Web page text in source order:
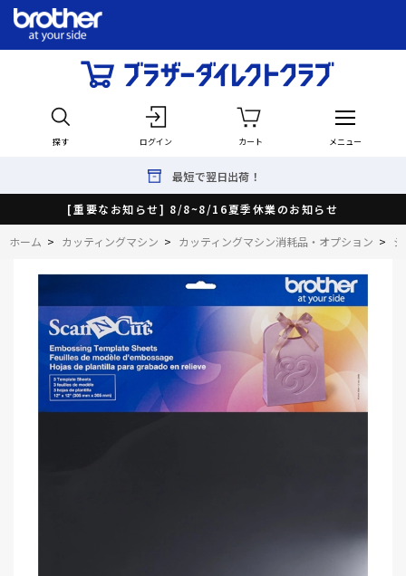
探す ログイン カート メニュー
最短で翌日出荷！
[重要なお知らせ] 8/8~8/16夏季休業のお知らせ
ホーム > カッティングマシン > カッティングマシン消耗品・オプション >